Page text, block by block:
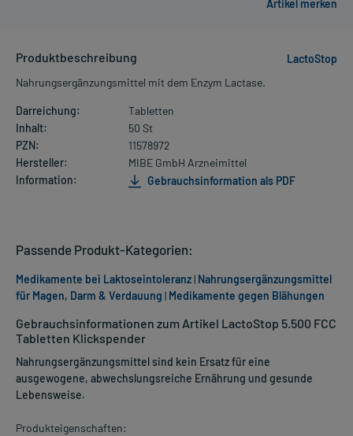
Produktbeschreibung
LactoStop
Nahrungsergänzungsmittel mit dem Enzym Lactase.
Darreichung:
Tabletten
Inhalt:
50 St
PZN:
11578972
Hersteller:
MIBE GmbH Arzneimittel
Information:
Gebrauchsinformation als PDF
Gebrauchsinformationen zum Artikel LactoStop 5.500 FCC
Tabletten Klickspender
Nahrungsergänzungsmittel sind kein Ersatz für eine
ausgewogene, abwechslungsreiche Ernährung und gesunde
Lebensweise.
Produkteigenschaften:
Passende Produkt-Kategorien:
Medikamente bei Laktoseintoleranz| Nahrungsergänzungsmittel
für Magen, Darm & Verdauung | Medikamente gegen Blähungen